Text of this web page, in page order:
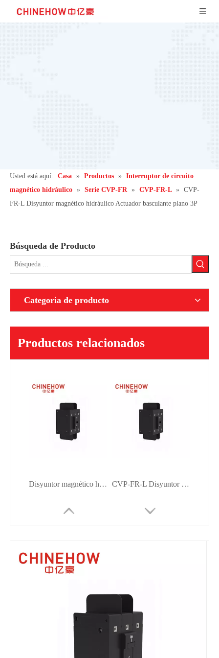
Usted está aquí: Casa » Productos »
Interruptor de circuito
magnético hidráulico » Serie CVP-FR » CVP-FR-L »
CVP-
FR-L Disyuntor magnético hidráulico Actuador basculante plano 3P
Búsqueda de Producto
Categoria de producto
Productos relacionados
Disyuntor magnético hidráulico CVP-FR-L Disyuntor magnético hidráulico Actuador de balancín plano sin protector de balancín 3P
CVP-FR-L Disyuntor magnético hidráulico Actuador basculante plano 1P